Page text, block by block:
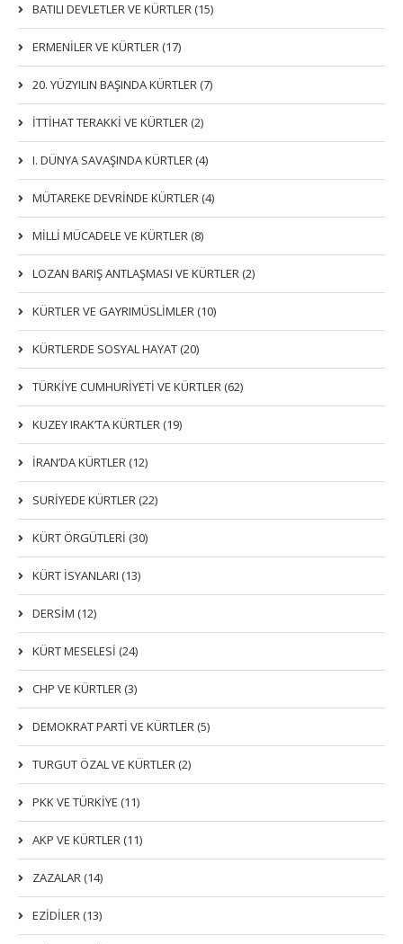
BATILI DEVLETLER VE KÜRTLER (15)
ERMENİLER VE KÜRTLER (17)
20. YÜZYILIN BAŞINDA KÜRTLER (7)
İTTIHAT TERAKKI VE KÜRTLER (2)
I. DÜNYA SAVAŞINDA KÜRTLER (4)
MÜTAREKE DEVRİNDE KÜRTLER (4)
MİLLİ MÜCADELE VE KÜRTLER (8)
LOZAN BARIŞ ANTLAŞMASI VE KÜRTLER (2)
KÜRTLER VE GAYRIMÜSLIMLER (10)
KÜRTLERDE SOSYAL HAYAT (20)
TÜRKİYE CUMHURİYETİ VE KÜRTLER (62)
KUZEY IRAK’TA KÜRTLER (19)
İRAN’DA KÜRTLER (12)
SURİYEDE KÜRTLER (22)
KÜRT ÖRGÜTLERİ (30)
KÜRT İSYANLARI (13)
DERSIM (12)
KÜRT MESELESİ (24)
CHP VE KÜRTLER (3)
DEMOKRAT PARTI VE KÜRTLER (5)
TURGUT ÖZAL VE KÜRTLER (2)
PKK VE TÜRKIYE (11)
AKP VE KÜRTLER (11)
ZAZALAR (14)
EZIDILER (13)